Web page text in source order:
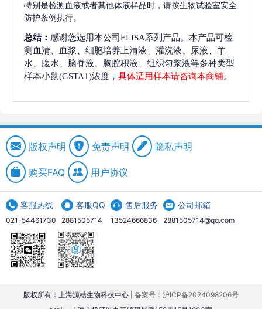
特别是检测血液或者其他体液样品时，请按生物试验室安全
防护条例执行。
总结： 感谢您选用本公司ELISA系列产品。本产品可检
测血清、血浆、细胞培养上清液、灌洗液、尿液、羊
水、腹水、脑脊液、胸腔积液、组织匀浆液等多种类型
样本小鼠(GSTA1)浓度， 具体适用样本请咨询本商铺。
版权声明 免责声明 隐私声明
购买FAQ 用户协议
客服热线
021-54461730
客服QQ
2881505714
售后服务
13524666836
公司邮箱
2881505714@qq.com
版权所有：上海源桔生物科技中心 | 备案号：沪ICP备2024098206号